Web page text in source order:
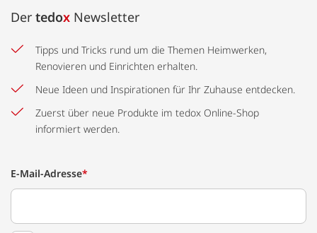
Der tedox Newsletter
Tipps und Tricks rund um die Themen Heimwerken,
Renovieren und Einrichten erhalten.
Neue Ideen und Inspirationen für Ihr Zuhause entdecken.
Zuerst über neue Produkte im tedox Online-Shop
informiert werden.
E-Mail-Adresse*